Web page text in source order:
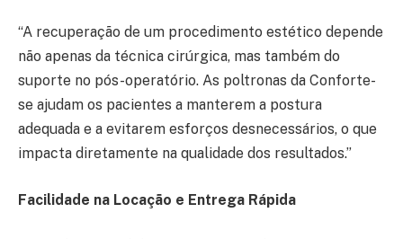
“A recuperação de um procedimento estético depende
não apenas da técnica cirúrgica, mas também do
suporte no pós-operatório. As poltronas da Conforte-
se ajudam os pacientes a manterem a postura
adequada e a evitarem esforços desnecessários, o que
impacta diretamente na qualidade dos resultados.”
Facilidade na Locação e Entrega Rápida